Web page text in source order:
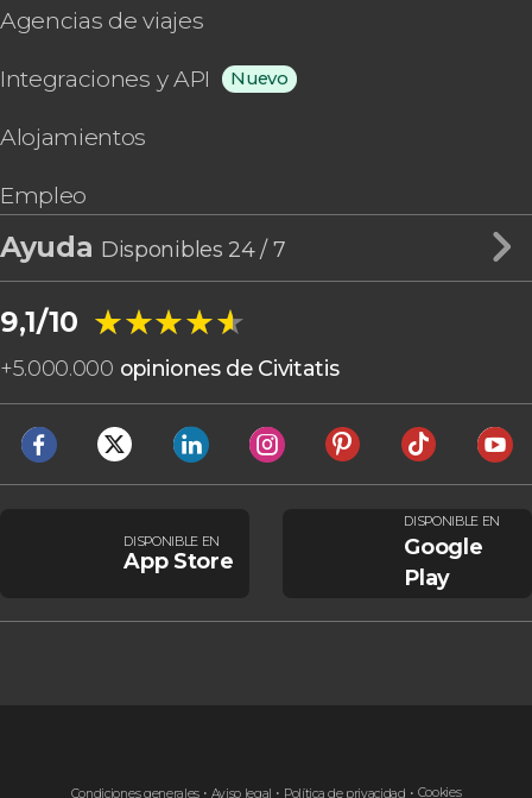
Agencias de viajes
Integraciones y API Nuevo
Alojamientos
Empleo
Ayuda Disponibles 24 / 7
9,1/10 ★★★★★
★★★★★
+5.000.000 opiniones de Civitatis
DISPONIBLE EN
App Store
DISPONIBLE EN
Google
Play
Condiciones generales Aviso legal Política de privacidad Cookies